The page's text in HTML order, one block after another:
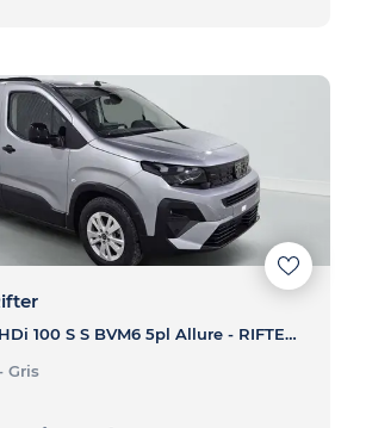
Rifter M BlueHDi 100 S S BVM6 5pl Allure - RIFTER Rifter M BlueHDi 100 S S BVM6 5pl Allure
Gris